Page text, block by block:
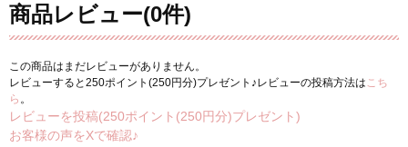
商品レビュー(0件)
この商品はまだレビューがありません。
レビューすると250ポイント(250円分)プレゼント♪レビューの投稿方法は こち
ら 。
レビューを投稿(250ポイント(250円分)プレゼント)
お客様の声をXで確認♪